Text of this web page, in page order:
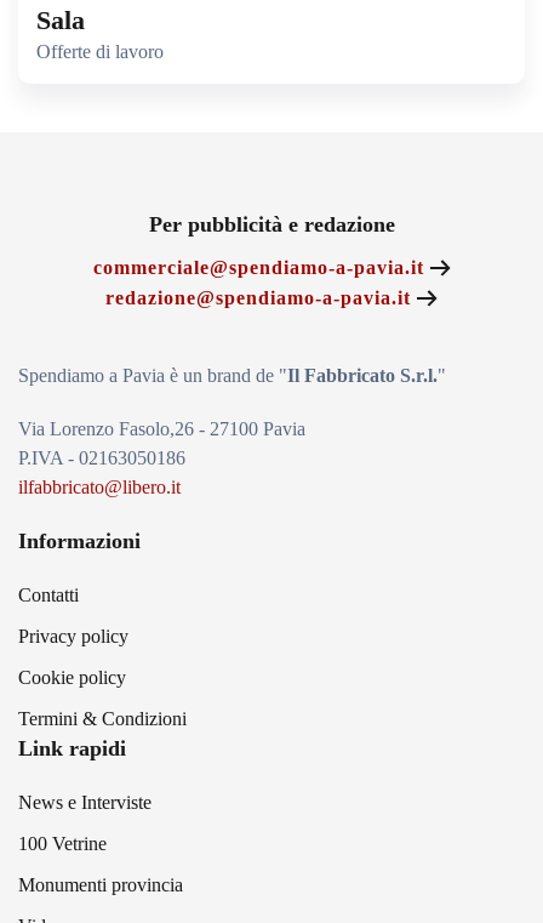
Sala
Offerte di lavoro
Per pubblicità e redazione
commerciale@spendiamo-a-pavia.it
redazione@spendiamo-a-pavia.it
Spendiamo a Pavia è un brand de "Il Fabbricato S.r.l."
Via Lorenzo Fasolo,26 - 27100 Pavia
P.IVA - 02163050186
ilfabbricato@libero.it
Informazioni
Contatti
Privacy policy
Cookie policy
Termini & Condizioni
Link rapidi
News e Interviste
100 Vetrine
Monumenti provincia